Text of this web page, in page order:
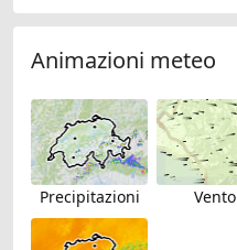
Animazioni meteo
Precipitazioni Vento